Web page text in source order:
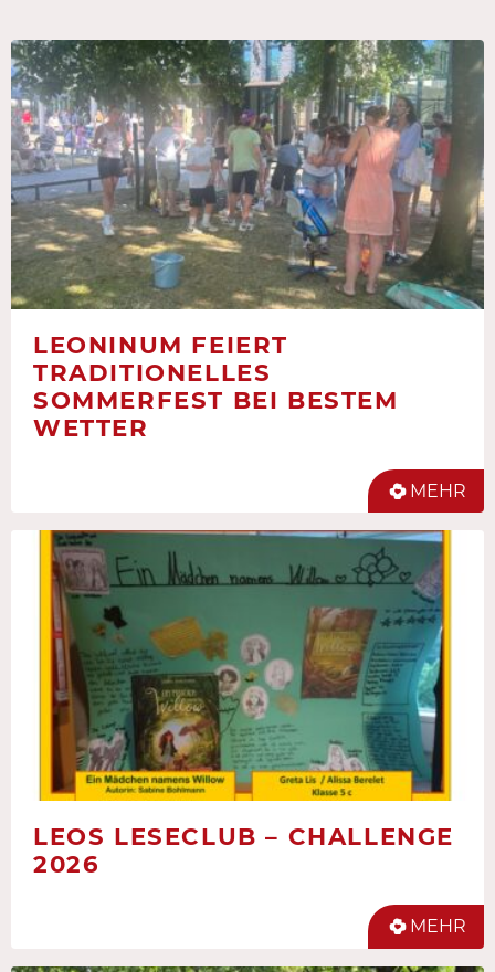
LEONINUM FEIERT
TRADITIONELLES
SOMMERFEST BEI BESTEM
WETTER
MEHR
LEOS LESECLUB – CHALLENGE
2026
MEHR